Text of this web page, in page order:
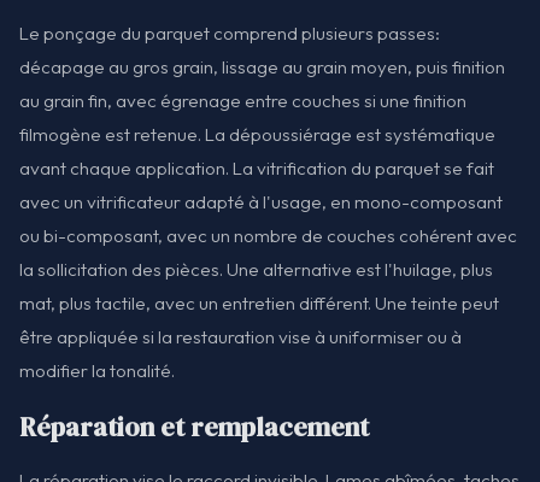
Le ponçage du parquet comprend plusieurs passes:
décapage au gros grain, lissage au grain moyen, puis finition
au grain fin, avec égrenage entre couches si une finition
filmogène est retenue. La dépoussiérage est systématique
avant chaque application. La vitrification du parquet se fait
avec un vitrificateur adapté à l'usage, en mono-composant
ou bi-composant, avec un nombre de couches cohérent avec
la sollicitation des pièces. Une alternative est l'huilage, plus
mat, plus tactile, avec un entretien différent. Une teinte peut
être appliquée si la restauration vise à uniformiser ou à
modifier la tonalité.
Réparation et remplacement